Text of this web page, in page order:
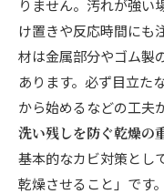
りません。汚れが強い
け置きや反応時間にも
材は金属部分やゴム製
あります。必ず目立た
から始めるなどの工夫
洗い残しを防ぐ乾燥の
基本的なカビ対策とし
乾燥させること」です